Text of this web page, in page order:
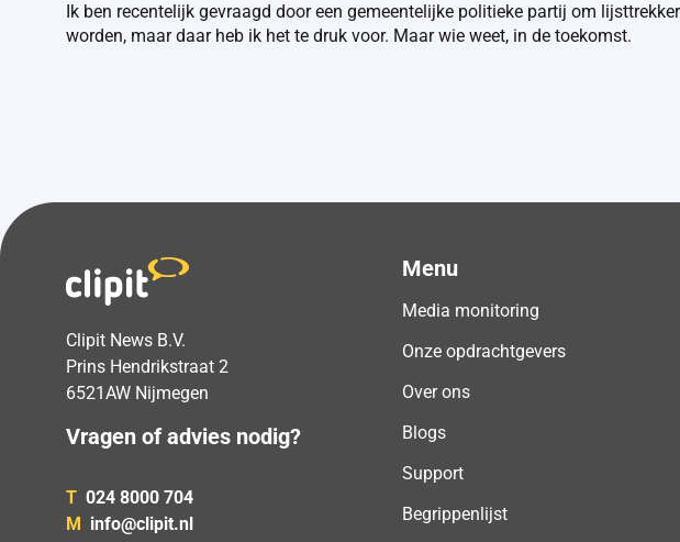
Ik ben recentelijk gevraagd door een gemeentelijke politieke partij om
worden, maar daar heb ik het te druk voor. Maar wie weet, in de toekomst.
Clipit News B.V.
Prins Hendrikstraat 2
6521AW Nijmegen
Vragen of advies nodig?
T 024 8000 704
M info@clipit.nl
Menu
Media monitoring
Onze opdrachtgevers
Over ons
Blogs
Support
Begrippenlijst